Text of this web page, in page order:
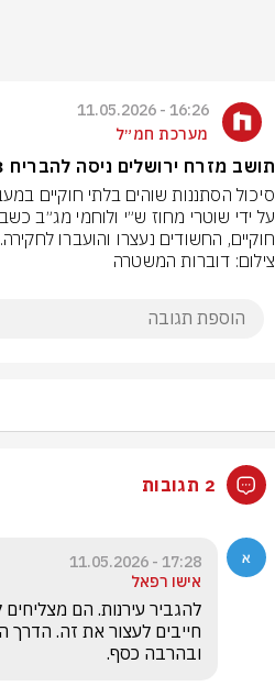
16:26 - 11.05.2026
מערכת חמ״ל
תושב מזרח ירושלים ניסה להבריח 3 שב״חים ברכבו - ונעצר
חוקיים, החשודים נעצרו והועברו לחקירה.
צילום: דוברות המשטרה
2 תגובות
17:28 - 11.05.2026
אישו רפאל
ובהרבה כסף.